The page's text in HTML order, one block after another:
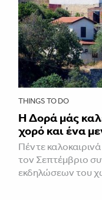
THINGS TO DO
Η Δορά μάς
χορό και ένα
Πέντε
τον Σεπτέμβριο
εκδηλώσεων του